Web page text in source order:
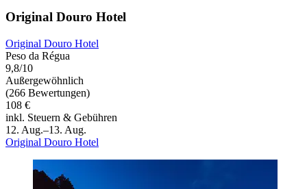
Original Douro Hotel
Original Douro Hotel
Peso da Régua
9,8/10
Außergewöhnlich
(266 Bewertungen)
108 €
inkl. Steuern & Gebühren
12. Aug.–13. Aug.
Original Douro Hotel